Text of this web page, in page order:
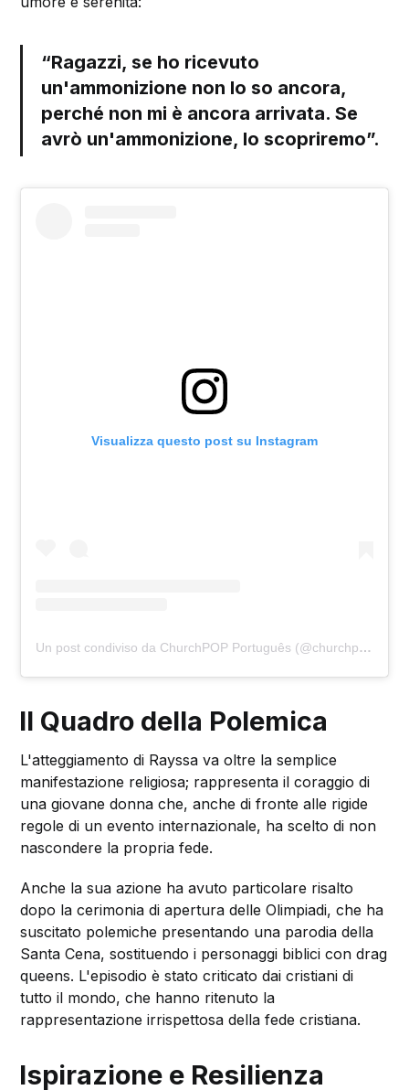
“Ragazzi, se ho ricevuto
un'ammonizione non lo so ancora,
perché non mi è ancora arrivata. Se
avrò un'ammonizione, lo scopriremo”.
Visualizza questo post su Instagram
Un post condiviso da ChurchPOP Português (@churchpop_pt)
Il Quadro della Polemica
L'atteggiamento di Rayssa va oltre la semplice
manifestazione religiosa; rappresenta il coraggio di
una giovane donna che, anche di fronte alle rigide
regole di un evento internazionale, ha scelto di non
nascondere la propria fede.
Anche la sua azione ha avuto particolare risalto
dopo la cerimonia di apertura delle Olimpiadi, che ha
suscitato polemiche presentando una parodia della
Santa Cena, sostituendo i personaggi biblici con drag
queens. L'episodio è stato criticato dai cristiani di
tutto il mondo, che hanno ritenuto la
rappresentazione irrispettosa della fede cristiana.
Ispirazione e Resilienza